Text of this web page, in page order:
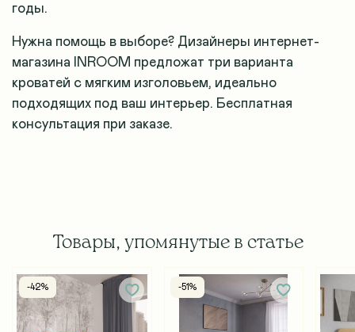
годы.
Нужна помощь в выборе? Дизайнеры интернет-
магазина INROOM предложат три варианта
кроватей с мягким изголовьем, идеально
подходящих под ваш интерьер. Бесплатная
консультация при заказе.
Товары, упомянутые в статье
-42% -51%